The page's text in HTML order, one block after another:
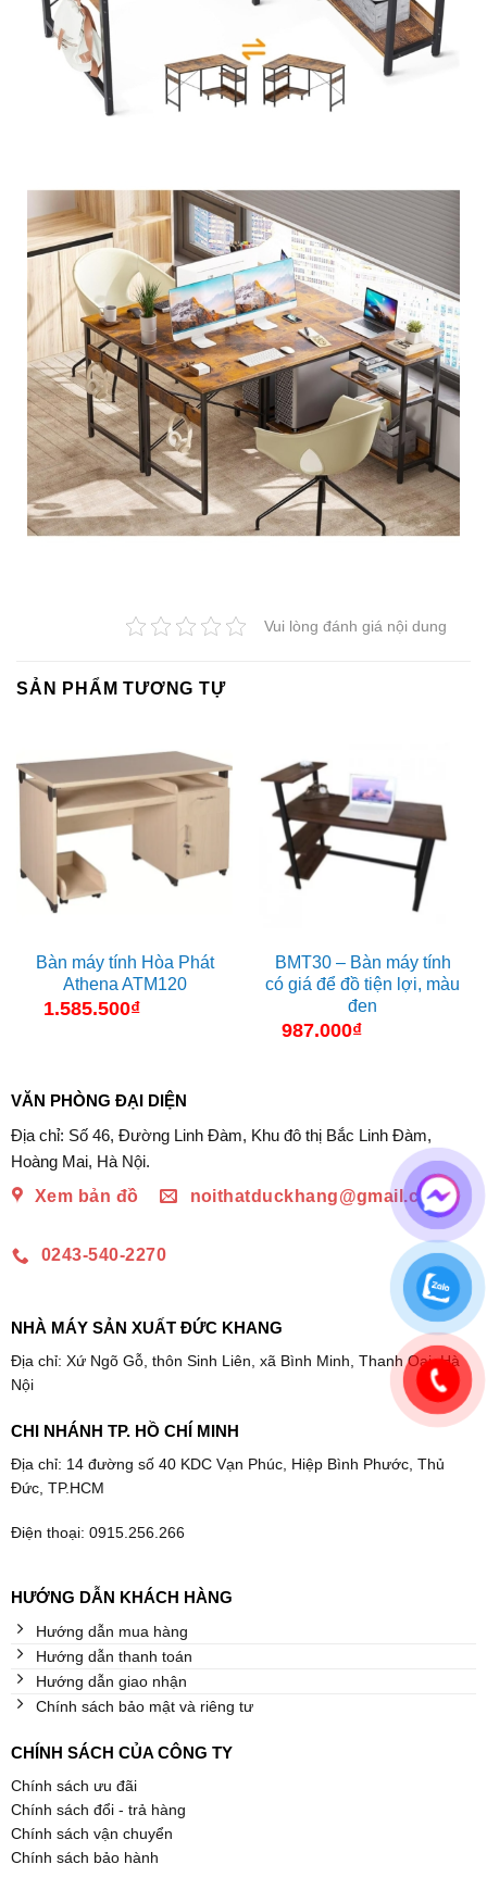
Vui lòng đánh giá nội dung
SẢN PHẨM TƯƠNG TỰ
Bàn máy tính Hòa Phát
Athena ATM120
1.585.500₫
BMT30 – Bàn máy tính
có giá để đồ tiện lợi, màu
đen
987.000₫
VĂN PHÒNG ĐẠI DIỆN
Địa chỉ: Số 46, Đường Linh Đàm, Khu đô thị Bắc Linh Đàm,
Hoàng Mai, Hà Nội.
Xem bản đồ
noithatduckhang@gmail.com
0243-540-2270
NHÀ MÁY SẢN XUẤT ĐỨC KHANG
Địa chỉ: Xứ Ngõ Gỗ, thôn Sinh Liên, xã Bình Minh, Thanh Oai, Hà
Nội
CHI NHÁNH TP. HỒ CHÍ MINH
Địa chỉ: 14 đường số 40 KDC Vạn Phúc, Hiệp Bình Phước, Thủ
Đức, TP.HCM
Điện thoại: 0915.256.266
HƯỚNG DẪN KHÁCH HÀNG
Hướng dẫn mua hàng
Hướng dẫn thanh toán
Hướng dẫn giao nhận
Chính sách bảo mật và riêng tư
CHÍNH SÁCH CỦA CÔNG TY
Chính sách ưu đãi
Chính sách đổi - trả hàng
Chính sách vận chuyển
Chính sách bảo hành